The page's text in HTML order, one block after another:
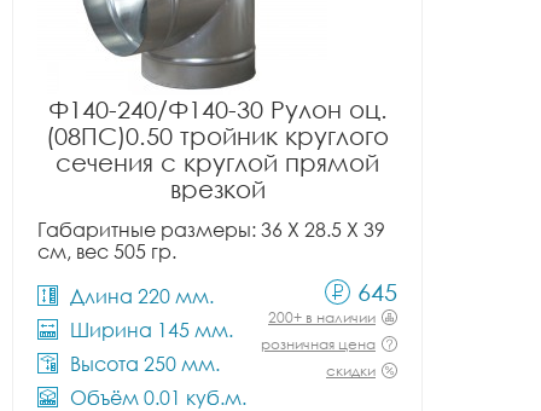
Ф140-240/Ф140-30 Рулон оц.
(08ПС)0.50 тройник круглого
сечения с круглой прямой
врезкой
Габаритные размеры: 36 X 28.5 X 39
см, вес 505 гр.
Длина 220 мм.
Ширина 145 мм.
Высота 250 мм.
Объём 0.01 куб.м.
645
200+ в наличии
розничная цена
скидки